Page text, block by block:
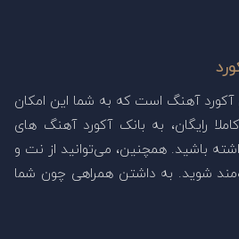
آکورد آهنگ است که به شما این امکان
رایگان، به بانک آکورد آهنگ های
باشید. همچنین، می‌توانید از نت و
شوید. به داشتن همراهی چون شما